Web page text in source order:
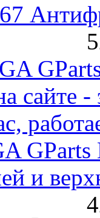
GParts
и